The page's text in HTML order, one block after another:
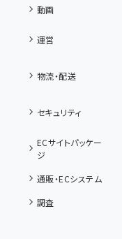
動画
運営
物流・配送
セキュリティ
ECサイトパッケー
ジ
通販・ECシステム
調査